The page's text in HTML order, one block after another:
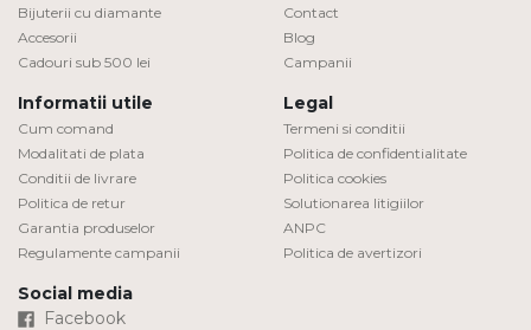
Bijuterii cu diamante
Accesorii
Cadouri sub 500 lei
Contact
Blog
Campanii
Informatii utile
Cum comand
Modalitati de plata
Conditii de livrare
Politica de retur
Garantia produselor
Regulamente campanii
Legal
Termeni si conditii
Politica de confidentialitate
Politica cookies
Solutionarea litigiilor
ANPC
Politica de avertizori
Social media
Facebook